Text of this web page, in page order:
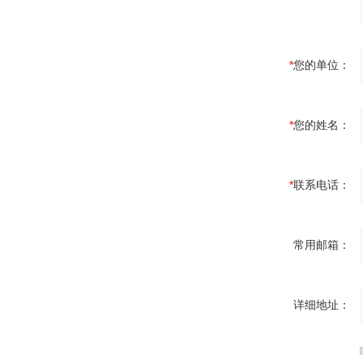
*您的单位：
*您的姓名：
*联系电话：
常用邮箱：
详细地址：